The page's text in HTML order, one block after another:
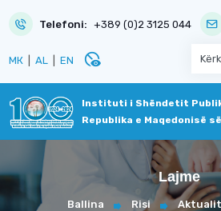
Telefoni: +389 (0)2 3125 044
МК AL EN disabled_visible
Instituti i Shëndetit
Republika e Maqedonisë
Lajme
Ballina Risi